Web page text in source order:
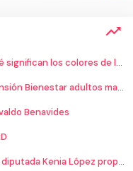
los colores de la bandera
Bienestar adultos mayores
Benavides
Kenia López propone cambiar el nombre del país a México